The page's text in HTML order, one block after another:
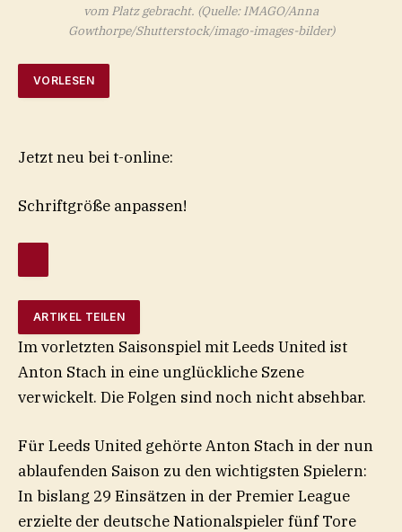
vom Platz gebracht. (Quelle: IMAGO/Anna
Gowthorpe/Shutterstock/imago-images-bilder)
VORLESEN
Jetzt neu bei t-online:
Schriftgröße anpassen!
ARTIKEL TEILEN
Im vorletzten Saisonspiel mit Leeds United ist
Anton Stach in eine unglückliche Szene
verwickelt. Die Folgen sind noch nicht absehbar.
Für Leeds United gehörte Anton Stach in der nun
ablaufenden Saison zu den wichtigsten Spielern:
In bislang 29 Einsätzen in der Premier League
erzielte der deutsche Nationalspieler fünf Tore